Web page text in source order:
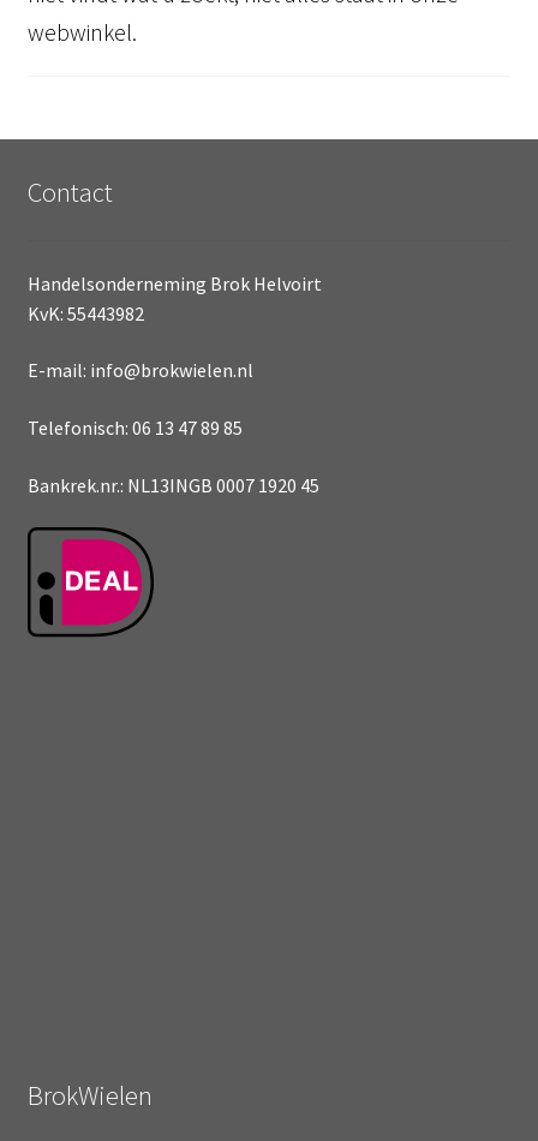
webwinkel.
Contact
Handelsonderneming Brok Helvoirt
KvK: 55443982
E-mail: info@brokwielen.nl
Telefonisch: 06 13 47 89 85
Bankrek.nr.: NL13INGB 0007 1920 45
BrokWielen